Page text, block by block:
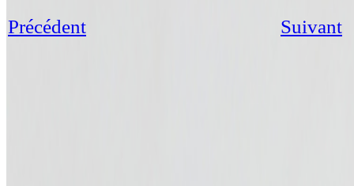
Précédent Suivant